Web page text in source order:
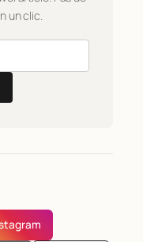
un clic.